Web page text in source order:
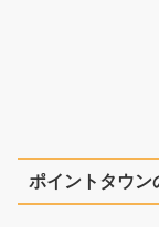
ポイントタウ